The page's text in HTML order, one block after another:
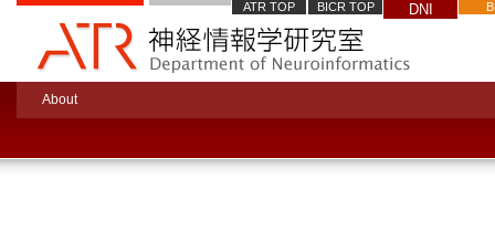
ATR TOP BICR TOP DNI
About